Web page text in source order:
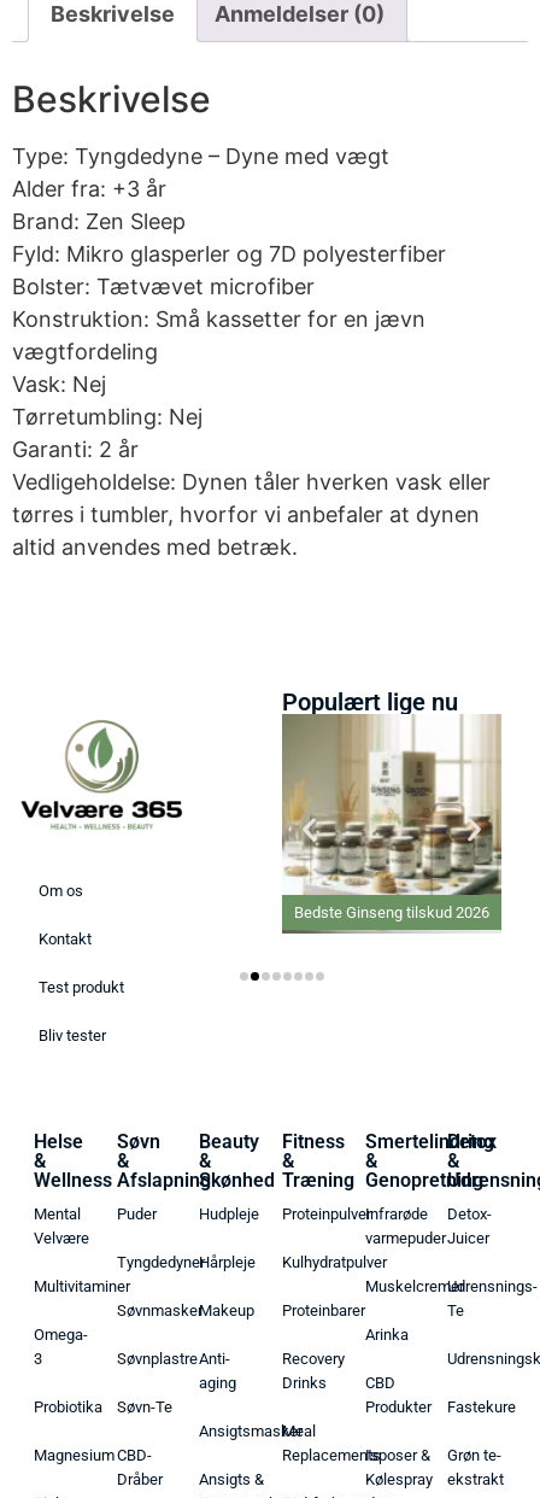
Beskrivelse Anmeldelser (0)
Beskrivelse
Type: Tyngdedyne – Dyne med vægt
Alder fra: +3 år
Brand: Zen Sleep
Fyld: Mikro glasperler og 7D polyesterfiber
Bolster: Tætvævet microfiber
Konstruktion: Små kassetter for en jævn
vægtfordeling
Vask: Nej
Tørretumbling: Nej
Garanti: 2 år
Vedligeholdelse: Dynen tåler hverken vask eller
tørres i tumbler, hvorfor vi anbefaler at dynen
altid anvendes med betræk.
Om os
Kontakt
Test produkt
Bliv tester
Populært lige nu
Bedste Ginseng tilskud 2026
Helse
&
Wellness
Mental
Velvære
Multivitaminer
Omega-
3
Probiotika
Magnesium
Søvn
&
Afslapning
Puder
Tyngdedyner
Søvnmasker
Søvnplastre
Søvn-Te
CBD-
Dråber
Beauty
&
Skønhed
Hudpleje
Hårpleje
Makeup
Anti-
aging
Ansigtsmasker
Ansigts &
Fitness
&
Træning
Proteinpulver
Kulhydratpulver
Proteinbarer
Recovery
Drinks
Meal
Replacements
Smertelindring
&
Genopretning
Infrarøde
varmepuder
Muskelcremer
Arinka
CBD
Produkter
Isposer &
Kølespray
Detox
&
Detox-
Juicer
Udrensnings-
Te
Fastekure
Grøn te-
ekstrakt